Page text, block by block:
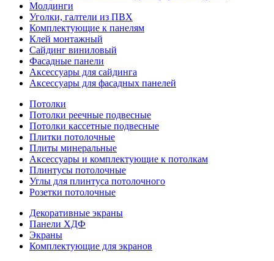
Молдинги
Уголки, галтели из ПВХ
Комплектующие к панелям
Клей монтажный
Сайдинг виниловый
Фасадные панели
Аксессуары для сайдинга
Аксессуары для фасадных панелей
Потолки
Потолки реечные подвесные
Потолки кассетные подвесные
Плитки потолочные
Плиты минеральные
Аксессуары и комплектующие к потолкам
Плинтусы потолочные
Углы для плинтуса потолочного
Розетки потолочные
Декоративные экраны
Панели ХДФ
Экраны
Комплектующие для экранов